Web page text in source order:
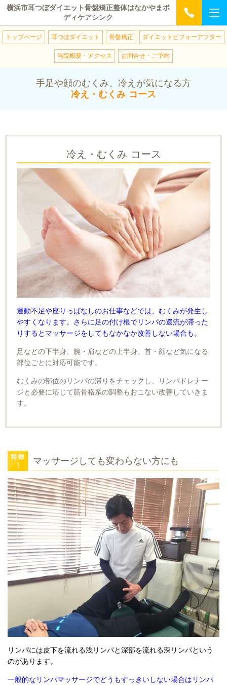
横浜市耳つぼダイエット骨盤矯正整体はなかやまボ
ディケアシンク
トップページ 耳つぼダイエット 骨盤矯正 ダイエットビフォーアフター
当院概要・アクセス お問合せ・ご予約
手足や顔のむくみ、冷えが気になる方
冷え・むくみ コース
冷え・むくみ コース
運動不足や座りっぱなしのお仕事などでは、むくみが発生し
やすくなります。さらに足の付け根でリンパの還流が滞った
りするとマッサージをしてもなかなか改善しない場合も。
足などの下半身、腕・肩などの上半身、首・顔など気になる
部位ごとに対応可能です。
むくみの部位のリンパの滞りをチェックし、リンパドレナー
ジと必要に応じて筋骨格系の調整もおこない改善していきま
す。
マッサージしても変わらない方にも
リンパには皮下を流れる浅リンパと深部を流れる深リンパという
のがあります。
一般的なリンパマッサージでどうもすっきいしない場合はリンパ